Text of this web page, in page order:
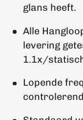
glans heeft.
Alle
levering
1.1x/
Lopende